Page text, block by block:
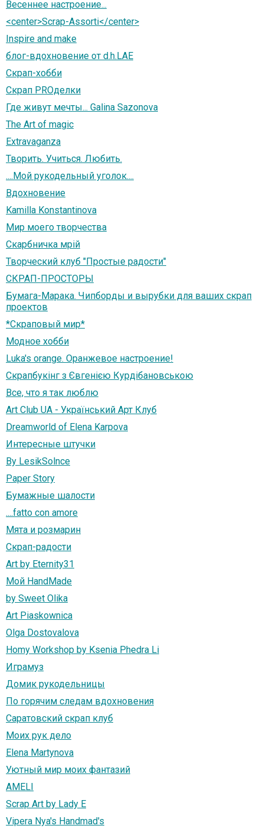
Весеннее настроение...
<center>Scrap-Assorti</center>
Inspire and make
блог-вдохновение от d.h.LAE
Скрап-хобби
Скрап PROделки
Где живут мечты... Galina Sazonova
The Art of magic
Extravaganza
Творить. Учиться. Любить.
....Мой рукодельный уголок....
Вдохновение
Kamilla Konstantinova
Мир моего творчества
Скарбничка мрій
Творческий клуб "Простые радости"
СКРАП-ПРОСТОРЫ
Бумага-Марака. Чипборды и вырубки для ваших скрап
проектов
*Скраповый мир*
Модное хобби
Luka's orange. Оранжевое настроение!
Скрапбукінг з Євгенією Курдібановською
Все, что я так люблю
Art Club UA - Український Арт Клуб
Dreamworld of Elena Karpova
Интересные штучки
By LesikSolnce
Paper Story
Бумажные шалости
....fatto con amore
Мята и розмарин
Скрап-радости
Art by Eternity31
Мой HandMade
by Sweet Olika
Art Piaskownica
Olga Dostovalova
Homy Workshop by Ksenia Phedra Li
Играмуз
Домик рукодельницы
По горячим следам вдохновения
Саратовский скрап клуб
Моих рук дело
Elena Martynova
Уютный мир моих фантазий
AMELI
Scrap Art by Lady E
Vipera Nya's Handmad's